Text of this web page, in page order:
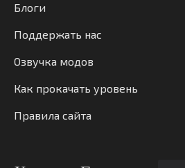
Блоги
Поддержать нас
Озвучка модов
Как прокачать уровень
Правила сайта